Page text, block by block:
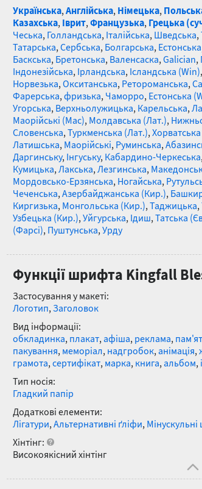
Українська,Англійська, Німецька,
Казахська, Іврит,Французька, Грецька
Чеська, Голландська, Італійська, Шведська,
Татарська,Сербська, Болгарська, Естонська
Баскська, Бретонська, Валенсаска,Galician,
Індонезійська, Ірландська, Ісландська (Win),
Норвезька,Окситанська, Ретороманська,
Фарерська,фризька, Чаморро, Естонська
Угорська, Верхньолужицька, Карельська,
Маорійські (Mac), Молдавська (Лат.),
Словенська,Туркменська (Лат.),
Латишська, Маорійські, Руминська,
Даргинську, Інгуську, Кабардино-Черкеська
Кумицька,Лакська,Лезгинська,
Мордовсько-Ерзянська, Ногайська,
Чеченська,Азербайджанська (Кир.),
Киргизька, Монгольська (Кир.),Таджицька,
Узбецька (Кир.),Уйгурська, Ідиш,Татська
(Фарсі), Пуштунська,Урду
Функції шрифта Kingfall
Застосування у макеті:
Логотип,Заголовок
Вид інформації:
обкладинка, плакат,афіша, реклама,
пакування, меморіал, надгробок,анімація,
грамота,сертифікат, марка, книга,альбом,
Тип носія:
Гладкий папір
Додаткові елементи:
Лігатури,Альтернативні ґліфи,
Хінтінг:
Високоякісний хінтінг